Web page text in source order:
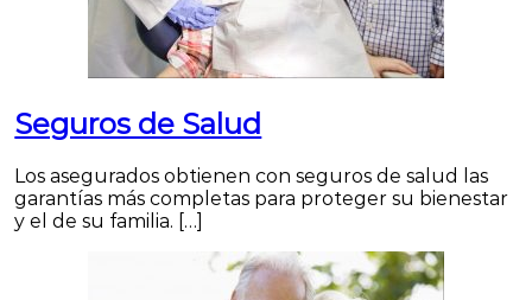
Seguros de Salud
Los asegurados obtienen con seguros de salud las
garantías más completas para proteger su bienestar
y el de su familia. […]